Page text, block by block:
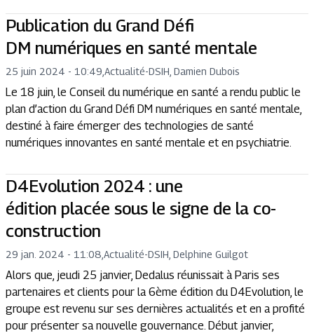
Publication du Grand Défi
DM numériques en santé mentale
25 juin 2024 - 10:49 Actualité-DSIH, Damien Dubois
Le 18 juin, le Conseil du numérique en santé a rendu public le
plan d’action du Grand Défi DM numériques en santé mentale,
destiné à faire émerger des technologies de santé
numériques innovantes en santé mentale et en psychiatrie.
D4Evolution 2024 : une
édition placée sous le signe de la co-
construction
29 jan. 2024 - 11:08 Actualité-DSIH, Delphine Guilgot
Alors que, jeudi 25 janvier, Dedalus réunissait à Paris ses
partenaires et clients pour la 6ème édition du D4Evolution, le
groupe est revenu sur ses dernières actualités et en a profité
pour présenter sa nouvelle gouvernance. Début janvier,